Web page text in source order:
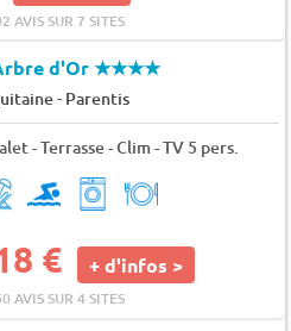
AVIS SUR 7 SITES
d'Or★★★★
- Parentis
- Terrasse - Clim - TV 5 pers.
€ + d'infos >
AVIS SUR 4 SITES